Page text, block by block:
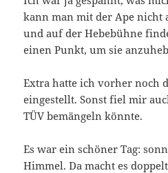
kann man mit der Ape nicht
und auf der Hebebühne
einen Punkt, um sie
Extra hatte ich vorher noch
eingestellt. Sonst fiel mir
TÜV bemängeln könnte.
Es war ein schöner Tag:
Himmel. Da macht es